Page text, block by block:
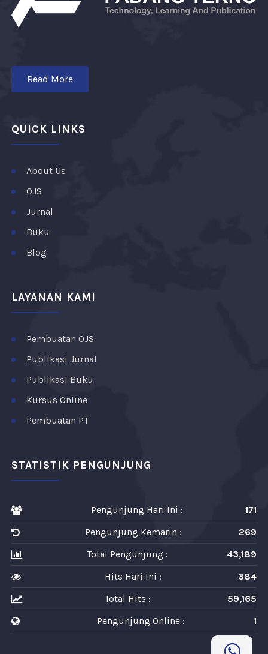
Read More
QUICK LINKS
About Us
OJS
Jurnal
Buku
Blog
LAYANAN KAMI
Pembuatan OJS
Publikasi Jurnal
Publikasi Buku
Kursus Online
Pembuatan PT
STATISTIK PENGUNJUNG
Pengunjung Hari Ini :
171
Pengunjung Kemarin :
269
Total Pengunjung :
43,189
Hits Hari Ini :
384
Total Hits :
59,165
Pengunjung Online :
1